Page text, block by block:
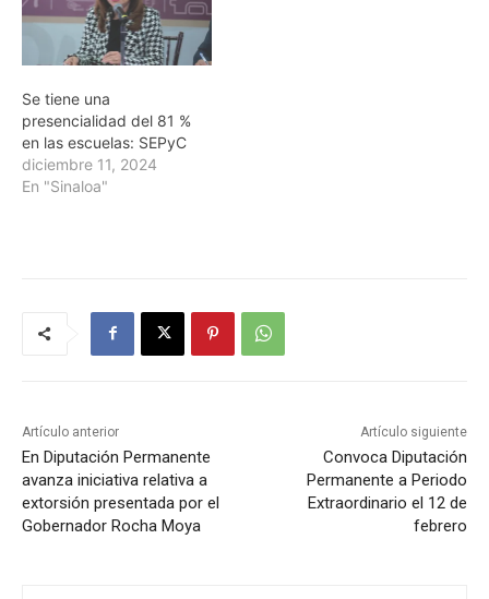
Se tiene una
presencialidad del 81 %
en las escuelas: SEPyC
diciembre 11, 2024
En "Sinaloa"
Artículo anterior
En Diputación Permanente
avanza iniciativa relativa a
extorsión presentada por el
Gobernador Rocha Moya
Artículo siguiente
Convoca Diputación
Permanente a Periodo
Extraordinario el 12 de
febrero